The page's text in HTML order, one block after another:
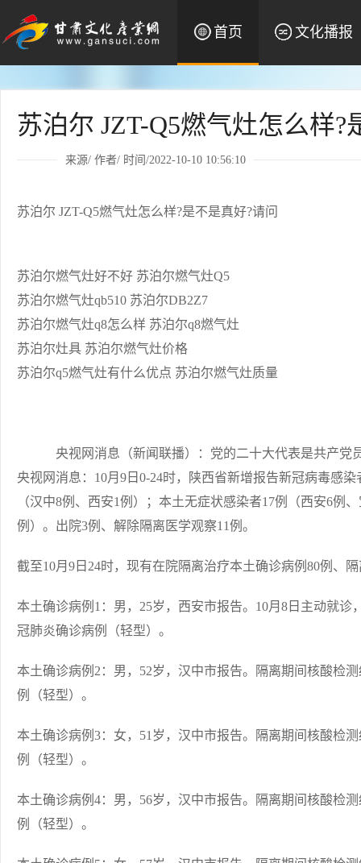
首页 文化播报
苏泊尔 JZT-Q5燃气灶怎么样?
来源/ 作者/ 时间/2022-10-10 10:56:10
苏泊尔 JZT-Q5燃气灶怎么样?是不是真好?请问
苏泊尔燃气灶好不好 苏泊尔燃气灶Q5
苏泊尔燃气灶qb510 苏泊尔DB2Z7
苏泊尔燃气灶q8怎么样 苏泊尔q8燃气灶
苏泊尔灶具 苏泊尔燃气灶价格
苏泊尔q5燃气灶有什么优点 苏泊尔燃气灶质量
央视网消息（新闻联播）：党的二十大代表是共产党员
央视网消息：10月9日0-24时，陕西省新增报告新冠病毒感
（汉中8例、西安1例）；本土无症状感染者17例（西安6例
例）。出院3例、解除隔离医学观察11例。
截至10月9日24时，现有在院隔离治疗本土确诊病例80例、
本土确诊病例1：男，25岁，西安市报告。10月8日主动就
冠肺炎确诊病例（轻型）。
本土确诊病例2：男，52岁，汉中市报告。隔离期间核酸检
例（轻型）。
本土确诊病例3：女，51岁，汉中市报告。隔离期间核酸检
例（轻型）。
本土确诊病例4：男，56岁，汉中市报告。隔离期间核酸检
例（轻型）。